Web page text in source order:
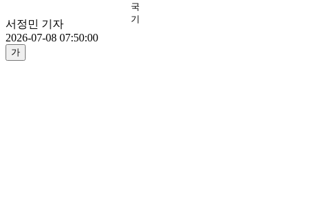
서정민 기자
2026-07-08 07:50:00
가